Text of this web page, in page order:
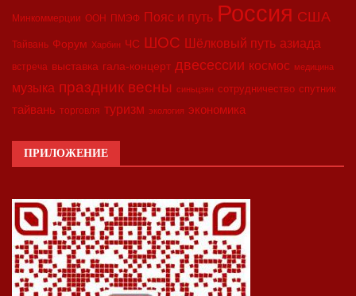
Минкоммерции ООН ПМЭФ Пояс и путь Россия США
Тайвань Форум Харбин ЧС ШОС Шёлковый путь азиада
встреча выставка гала-концерт двесессии космос медицина
музыка праздник весны синьцзян сотрудничество спутник
тайвань торговля туризм экология экономика
ПРИЛОЖЕНИЕ